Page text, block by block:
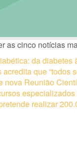
as cinco notícias
da diabetes
que “todos
nova Reunião
realizar